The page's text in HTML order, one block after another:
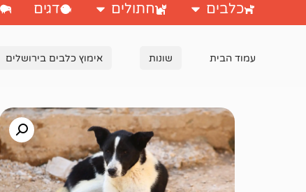
כלבים חתולים דגים
עמוד הבית שונות אימוץ כלבים בירושלים